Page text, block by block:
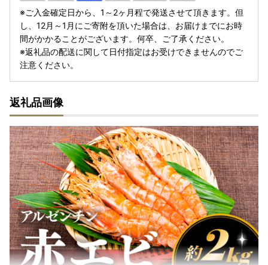
※ご入金確定日から、1～2ヶ月程で発送させて頂きます。但
し、12月～1月にご寄附を頂いた場合は、お届けまでにお時
間がかかることがございます。何卒、ご了承ください。
※返礼品の配送に関して日付指定はお受けできませんのでご
注意ください。
返礼品画像